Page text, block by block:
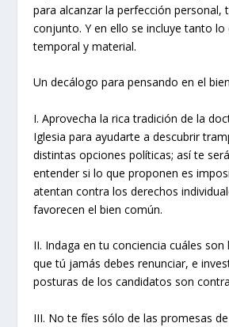
para alcanzar la perfección personal,
conjunto. Y en ello se incluye tanto
temporal y material.
Un decálogo para pensando en el
I. Aprovecha la rica tradición de la
Iglesia para ayudarte a descubrir
distintas opciones políticas; así te
entender si lo que proponen es
atentan contra los derechos
favorecen el bien común.
II. Indaga en tu conciencia cuáles
que tú jamás debes renunciar, e
posturas de los candidatos son
III. No te fíes sólo de las promesas